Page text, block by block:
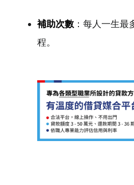
補助次數：每人一生最
程。